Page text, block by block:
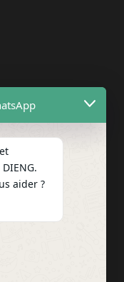
aider ?